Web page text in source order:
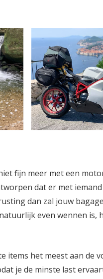
fijn meer met een
dat er met
dan zal jouw
even wennen is,
items het meest aan de
je de minste last